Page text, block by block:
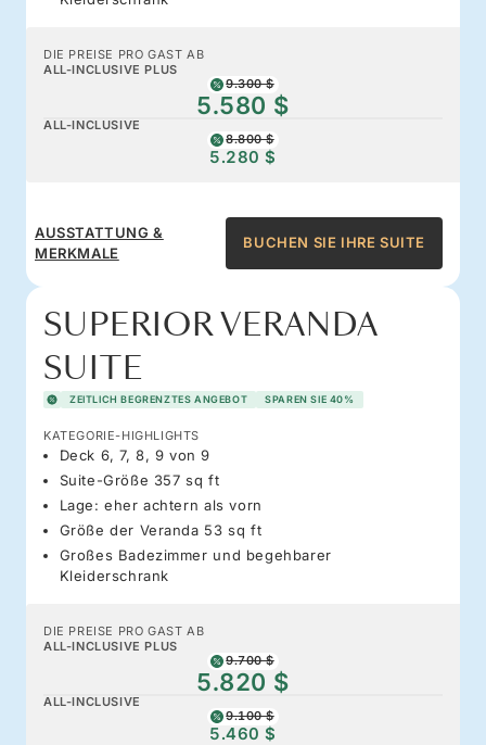
DIE PREISE PRO GAST AB
ALL-INCLUSIVE PLUS
9.300 $
5.580 $
ALL-INCLUSIVE
8.800 $
5.280 $
AUSSTATTUNG &
MERKMALE
BUCHEN SIE IHRE SUITE
SUPERIOR VERANDA
SUITE
ZEITLICH BEGRENZTES ANGEBOT SPAREN SIE 40%
KATEGORIE-HIGHLIGHTS
Deck 6, 7, 8, 9 von 9
Suite-Größe 357 sq ft
Lage: eher achtern als vorn
Größe der Veranda 53 sq ft
Großes Badezimmer und begehbarer
Kleiderschrank
DIE PREISE PRO GAST AB
ALL-INCLUSIVE PLUS
9.700 $
5.820 $
ALL-INCLUSIVE
9.100 $
5.460 $